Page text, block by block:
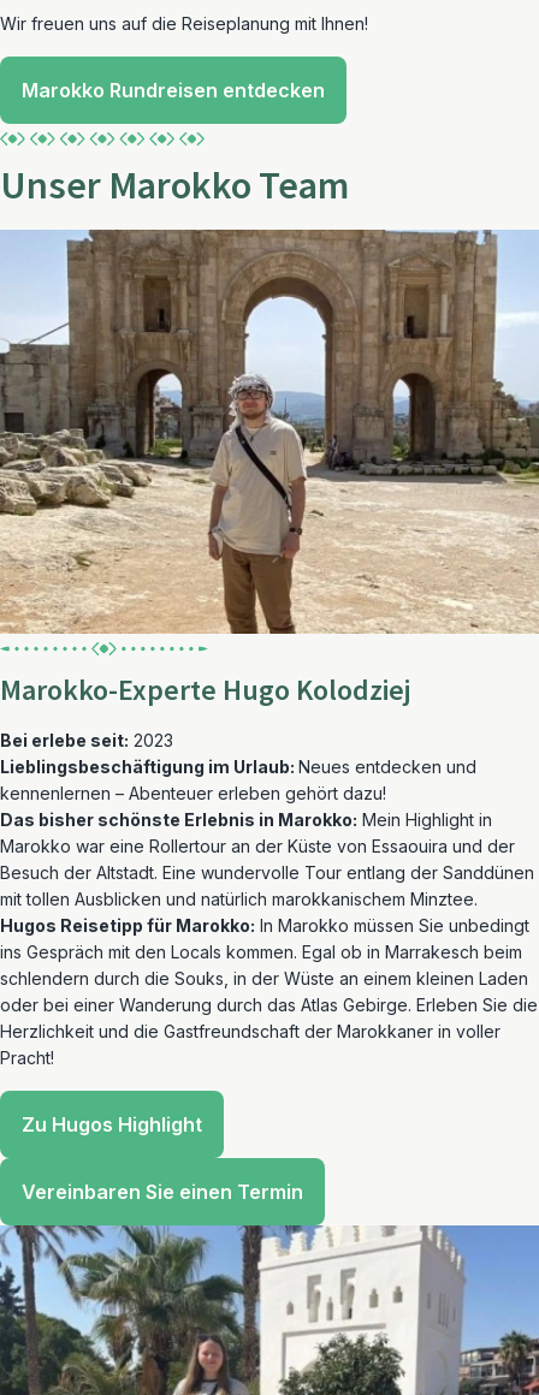
Wir freuen uns auf die Reiseplanung mit Ihnen!
Marokko Rundreisen entdecken
Unser Marokko Team
Marokko-Experte Hugo Kolodziej
Bei erlebe seit: 2023
Lieblingsbeschäftigung im Urlaub: Neues entdecken und
kennenlernen – Abenteuer erleben gehört dazu!
Das bisher schönste Erlebnis in Marokko: Mein Highlight in
Marokko war eine Rollertour an der Küste von Essaouira und der
Besuch der Altstadt. Eine wundervolle Tour entlang der Sanddünen
mit tollen Ausblicken und natürlich marokkanischem Minztee.
Hugos Reisetipp für Marokko: In Marokko müssen Sie unbedingt
ins Gespräch mit den Locals kommen. Egal ob in Marrakesch beim
schlendern durch die Souks, in der Wüste an einem kleinen Laden
oder bei einer Wanderung durch das Atlas Gebirge. Erleben Sie die
Herzlichkeit und die Gastfreundschaft der Marokkaner in voller
Pracht!
Zu Hugos Highlight
Vereinbaren Sie einen Termin